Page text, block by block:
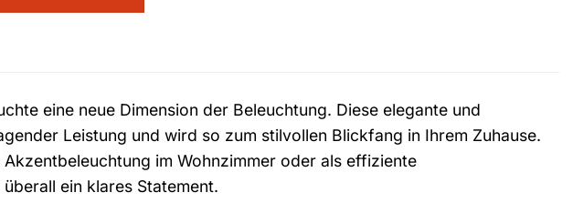
eine neue Dimension der Beleuchtung. Diese elegante und
Leistung und wird so zum stilvollen Blickfang in Ihrem Zuhause.
im Wohnzimmer oder als effiziente
ein klares Statement.